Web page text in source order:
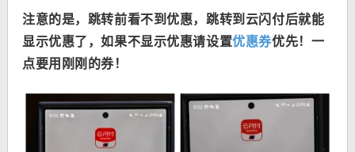
注意的是，跳转前看不到优惠，跳转到云闪付后就能
显示优惠了 ，如果不显示优惠请设置优惠券优先！一
点要用刚刚的券！